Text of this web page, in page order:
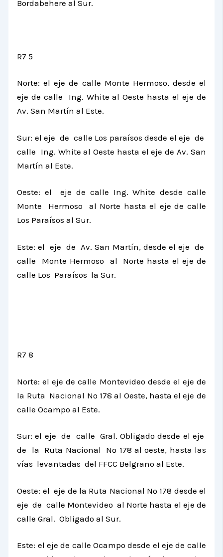
Bordabehere al Sur.
R7 5
Norte: el eje de calle Monte Hermoso, desde el
eje de calle Ing. White al Oeste hasta el eje de
Av. San Martín al Este.
Sur: el eje de calle Los paraísos desde el eje de
calle Ing. White al Oeste hasta el eje de Av. San
Martín al Este.
Oeste: el eje de calle Ing. White desde calle
Monte Hermoso al Norte hasta el eje de calle
Los Paraísos al Sur.
Este: el eje de Av. San Martín, desde el eje de
calle Monte Hermoso al Norte hasta el eje de
calle Los Paraísos la Sur.
R7 8
Norte: el eje de calle Montevideo desde el eje de
la Ruta Nacional Nº 178 al Oeste, hasta el eje de
calle Ocampo al Este.
Sur: el eje de calle Gral. Obligado desde el eje
de la Ruta Nacional Nº 178 al oeste, hasta las
vías levantadas del FFCC Belgrano al Este.
Oeste: el eje de la Ruta Nacional Nº 178 desde el
eje de calle Montevideo al Norte hasta el eje de
calle Gral. Obligado al Sur.
Este: el eje de calle Ocampo desde el eje de calle